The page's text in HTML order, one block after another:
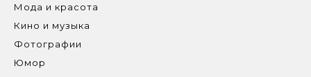
Мода и красота
Кино и музыка
Фотографии
Юмор